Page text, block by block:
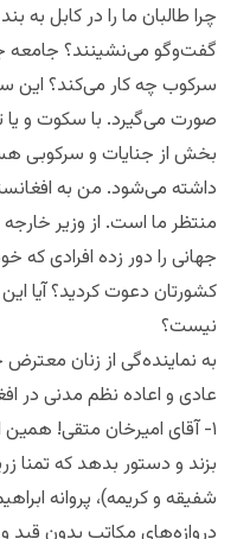
چرا طالبان ما را در کابل به
گفت‌وگو می‌نشینند؟ جامعه
سرکوب چه کار می‌کند؟
صورت می‌گیرد. با سکوت و
بخش از جنایات و سرکوبی
داشته می‌شود. من به
منتظر ما است. از وزیر
جهانی را دور زده افرادی که
کشورتان دعوت کردید؟ آیا
نیست؟
به نماینده‌گی از زنان
عادی و اعاده نظم مدنی در
۱- آقای امیرخان متقی! همین
بزند و دستور بدهد که تمنا
شفیقه و کریمه)، پروانه